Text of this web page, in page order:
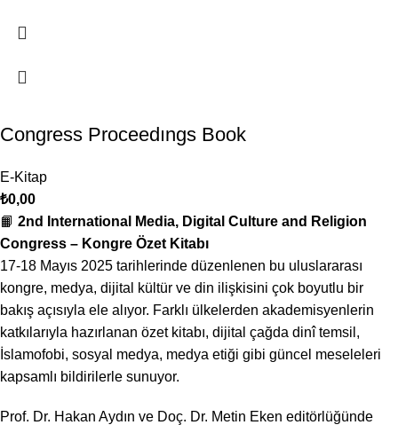
Congress Proceedıngs Book
E-Kitap
₺0,00
📙 2nd International Media, Digital Culture and Religion
Congress – Kongre Özet Kitabı
17-18 Mayıs 2025 tarihlerinde düzenlenen bu uluslararası
kongre, medya, dijital kültür ve din ilişkisini çok boyutlu bir
bakış açısıyla ele alıyor. Farklı ülkelerden akademisyenlerin
katkılarıyla hazırlanan özet kitabı, dijital çağda dinî temsil,
İslamofobi, sosyal medya, medya etiği gibi güncel meseleleri
kapsamlı bildirilerle sunuyor.
Prof. Dr. Hakan Aydın ve Doç. Dr. Metin Eken editörlüğünde